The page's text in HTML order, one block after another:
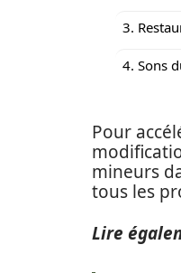
3.
4. Sons
Pour
mineurs
tous les
Lire